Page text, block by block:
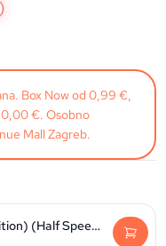
Box Now od 0,99 €,
€. Osobno
Mall Zagreb.
ABBA (50th Anniversary Edition) (Half Speed Master Ltd.)